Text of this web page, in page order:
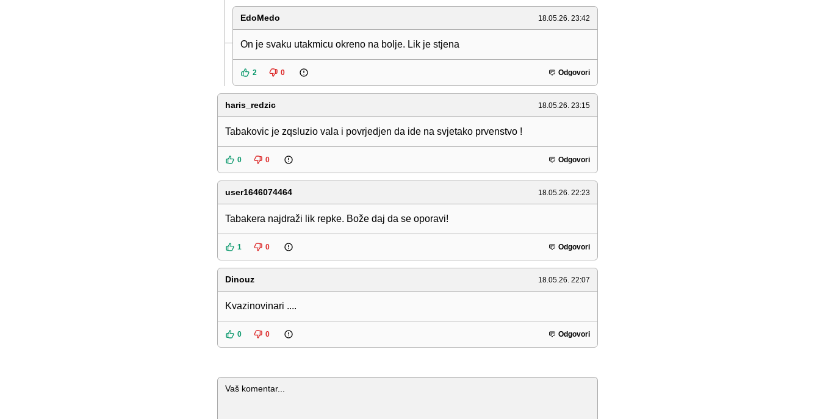
EdoMedo 18.05.26. 23:42
On je svaku utakmicu okreno na bolje. Lik je stjena
2 0 Odgovori
haris_redzic 18.05.26. 23:15
Tabakovic je zqsluzio vala i povrjedjen da ide na svjetako prvenstvo !
0 0 Odgovori
user1646074464 18.05.26. 22:23
Tabakera najdraži lik repke. Bože daj da se oporavi!
1 0 Odgovori
Dinouz 18.05.26. 22:07
Kvazinovinari ....
0 0 Odgovori
Komentar